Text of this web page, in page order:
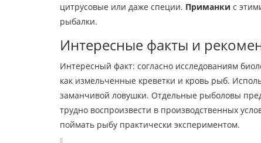
цитрусовые или даже специи. Приманки с
рыбалки.
Интересные факты и
Интересный факт: согласно исследованиям
как измельченные креветки и кровь рыб.
заманчивой ловушки. Отдельные рыболовы
трудно воспроизвести в производственных
поймать рыбу практически экспериментом.